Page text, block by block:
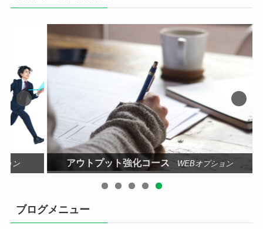
ョン アウトプット強化コース WEBオプション
ブログメニュー